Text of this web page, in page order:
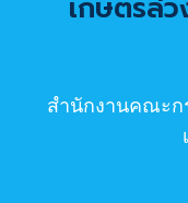
เกษตรล่ว
สำนักงานคณะก